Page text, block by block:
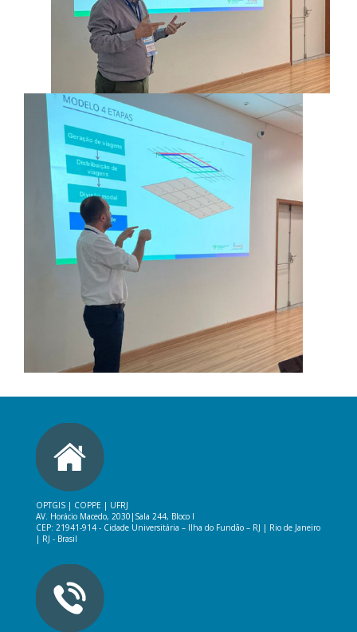
OPTGIS | COPPE | UFRJ
AV. Horácio Macedo, 2030| Sala 244, Bloco I
CEP: 21941-914 - Cidade Universitária – Ilha do Fundão – RJ | Rio de Janeiro
| RJ - Brasil